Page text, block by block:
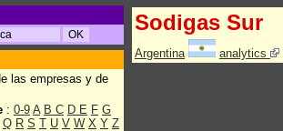
las empresas y de
: 0-9 A B C D E F G
Q R S T U V W X Y Z
Sodigas Sur
Argentina analytics